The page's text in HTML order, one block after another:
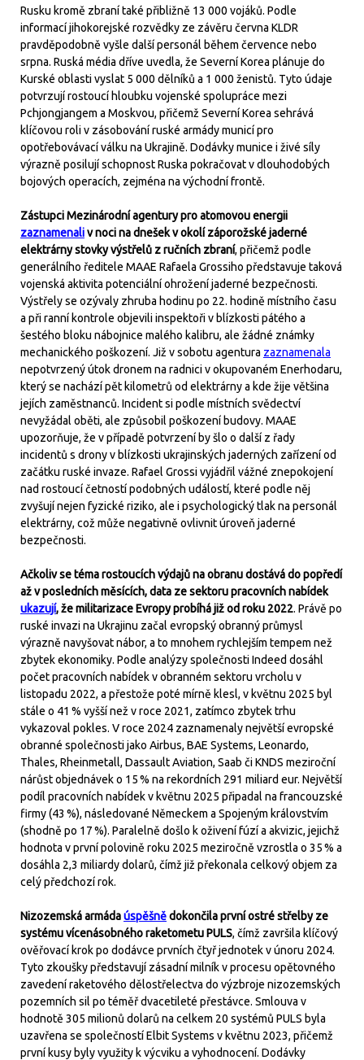
Rusku kromě zbraní také přibližně 13 000 vojáků. Podle
informací jihokorejské rozvědky ze závěru června KLDR
pravděpodobně vyšle další personál během července nebo
srpna. Ruská média dříve uvedla, že Severní Korea plánuje do
Kurské oblasti vyslat 5 000 dělníků a 1 000 ženistů. Tyto údaje
potvrzují rostoucí hloubku vojenské spolupráce mezi
Pchjongjangem a Moskvou, přičemž Severní Korea sehrává
klíčovou roli v zásobování ruské armády municí pro
opotřebovávací válku na Ukrajině. Dodávky munice i živé síly
výrazně posilují schopnost Ruska pokračovat v dlouhodobých
bojových operacích, zejména na východní frontě.
Zástupci Mezinárodní agentury pro atomovou energii
zaznamenaliv noci na dnešek v okolí záporožské jaderné
elektrárny stovky výstřelů z ručních zbraní, přičemž podle
generálního ředitele MAAE Rafaela Grossiho představuje taková
vojenská aktivita potenciální ohrožení jaderné bezpečnosti.
Výstřely se ozývaly zhruba hodinu po 22. hodině místního času
a při ranní kontrole objevili inspektoři v blízkosti pátého a
šestého bloku nábojnice malého kalibru, ale žádné známky
mechanického poškození. Již v sobotu agentura zaznamenala
nepotvrzený útok dronem na radnici v okupovaném Enerhodaru,
který se nachází pět kilometrů od elektrárny a kde žije většina
jejích zaměstnanců. Incident si podle místních svědectví
nevyžádal oběti, ale způsobil poškození budovy. MAAE
upozorňuje, že v případě potvrzení by šlo o další z řady
incidentů s drony v blízkosti ukrajinských jaderných zařízení od
začátku ruské invaze. Rafael Grossi vyjádřil vážné znepokojení
nad rostoucí četností podobných událostí, které podle něj
zvyšují nejen fyzické riziko, ale i psychologický tlak na personál
elektrárny, což může negativně ovlivnit úroveň jaderné
bezpečnosti.
Ačkoliv se téma rostoucích výdajů na obranu dostává do popředí
až v posledních měsících, data ze sektoru pracovních nabídek
ukazují, že militarizace Evropy probíhá již od roku 2022. Právě po
ruské invazi na Ukrajinu začal evropský obranný průmysl
výrazně navyšovat nábor, a to mnohem rychlejším tempem než
zbytek ekonomiky. Podle analýzy společnosti Indeed dosáhl
počet pracovních nabídek v obranném sektoru vrcholu v
listopadu 2022, a přestože poté mírně klesl, v květnu 2025 byl
stále o 41 % vyšší než v roce 2021, zatímco zbytek trhu
vykazoval pokles. V roce 2024 zaznamenaly největší evropské
obranné společnosti jako Airbus, BAE Systems, Leonardo,
Thales, Rheinmetall, Dassault Aviation, Saab či KNDS meziroční
nárůst objednávek o 15 % na rekordních 291 miliard eur. Největší
podíl pracovních nabídek v květnu 2025 připadal na francouzské
firmy (43 %), následované Německem a Spojeným královstvím
(shodně po 17 %). Paralelně došlo k oživení fúzí a akvizic, jejichž
hodnota v první polovině roku 2025 meziročně vzrostla o 35 % a
dosáhla 2,3 miliardy dolarů, čímž již překonala celkový objem za
celý předchozí rok.
Nizozemská armádaúspěšnědokončila první ostré střelby ze
systému vícenásobného raketometu PULS, čímž završila klíčový
ověřovací krok po dodávce prvních čtyř jednotek v únoru 2024.
Tyto zkoušky představují zásadní milník v procesu opětovného
zavedení raketového dělostřelectva do výzbroje nizozemských
pozemních sil po téměř dvacetileté přestávce. Smlouva v
hodnotě 305 milionů dolarů na celkem 20 systémů PULS byla
uzavřena se společností Elbit Systems v květnu 2023, přičemž
první kusy byly využity k výcviku a vyhodnocení. Dodávky